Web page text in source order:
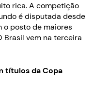
rica. A competição
é disputada desde
o posto de maiores
Brasil vem na terceira
títulos da Copa